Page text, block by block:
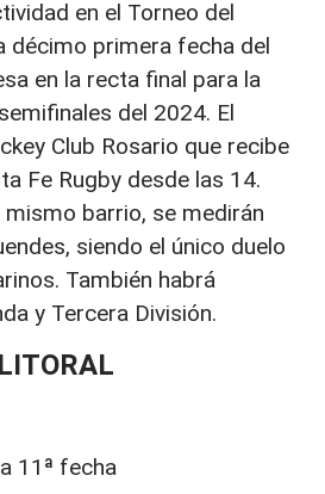
en el Torneo del
décimo primera fecha del
en la recta final para la
del 2024. El
Club Rosario que recibe
Fe Rugby desde las 14.
mismo barrio, se medirán
siendo el único duelo
También habrá
y Tercera División.
11ª fecha